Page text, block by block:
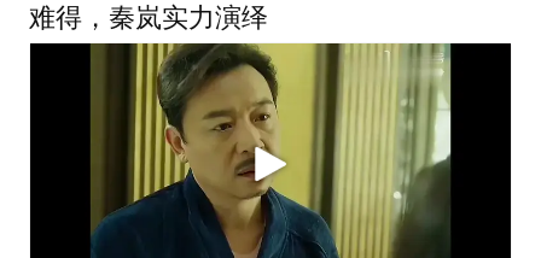
难得，秦岚实力演绎